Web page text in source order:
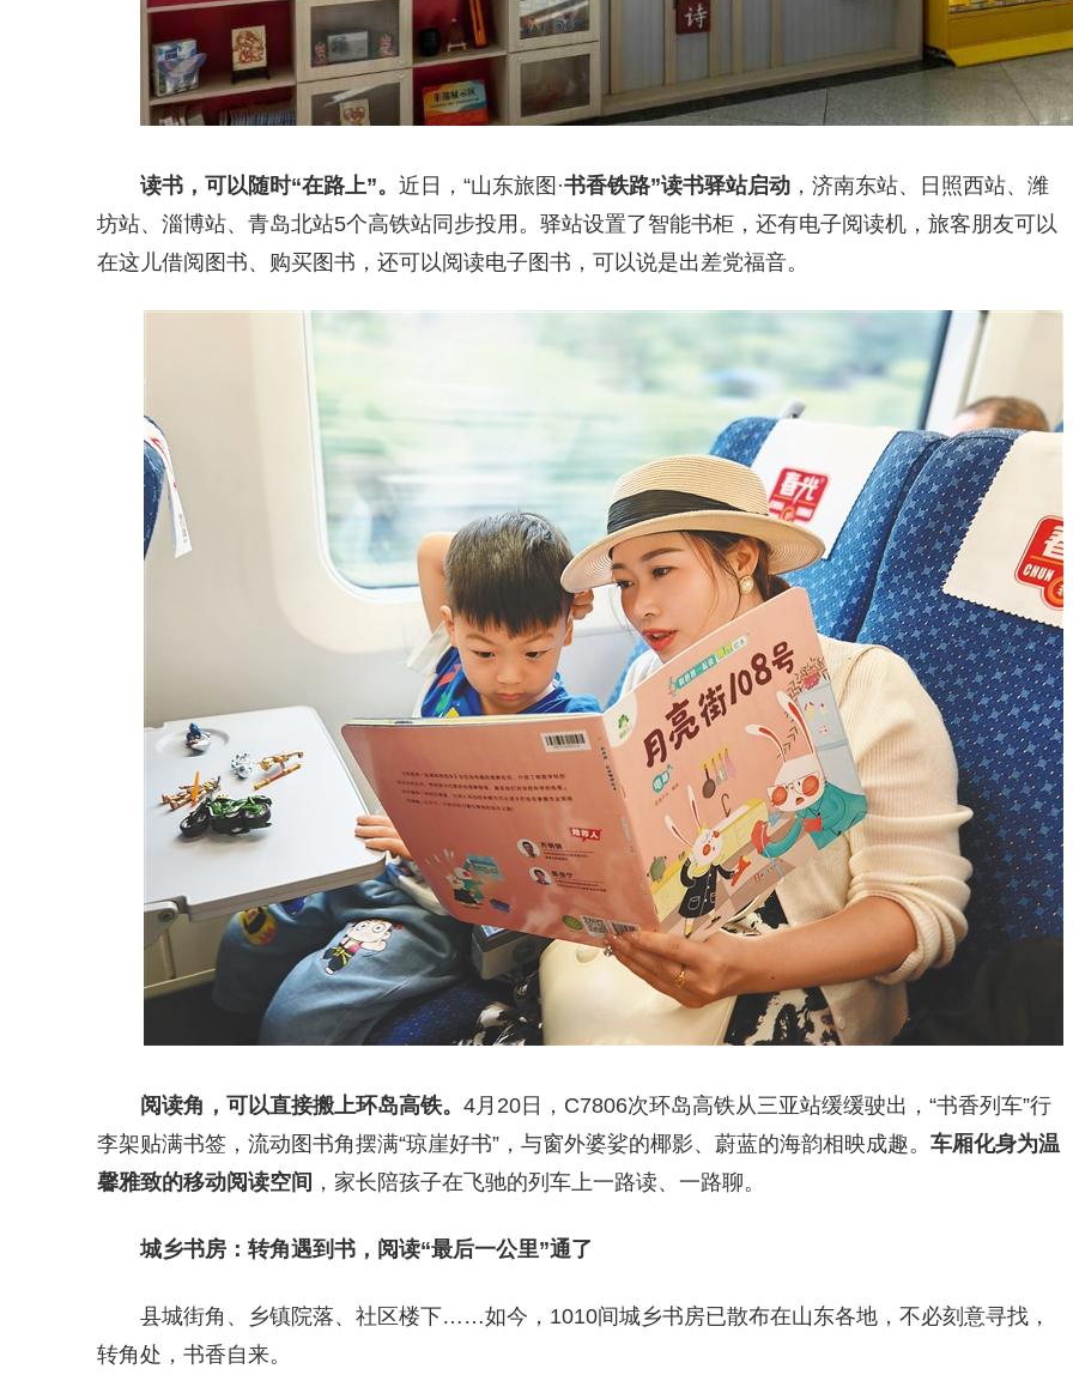
读书，可以随时“在路上”。 近日，“山东旅图·书香铁路”读书驿站启动，济南东站、日照西站、潍
坊站、淄博站、青岛北站5个高铁站同步投用。驿站设置了智能书柜，还有电子阅读机，旅客朋友可以
在这儿借阅图书、购买图书，还可以阅读电子图书，可以说是出差党福音。
阅读角，可以直接搬上环岛高铁。 4月20日，C7806次环岛高铁从三亚站缓缓驶出，“书香列车”行
李架贴满书签，流动图书角摆满“琼崖好书”，与窗外婆娑的椰影、蔚蓝的海韵相映成趣。 车厢化身为温
馨雅致的移动阅读空间 ，家长陪孩子在飞驰的列车上一路读、一路聊。
城乡书房：转角遇到书，阅读“最后一公里”通了
县城街角、乡镇院落、社区楼下……如今，1010间城乡书房已散布在山东各地，不必刻意寻找，
转角处，书香自来。